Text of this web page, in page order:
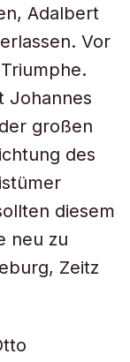
Adalbert
Vor
Johannes
großen
des
diesem
neu zu
Zeitz